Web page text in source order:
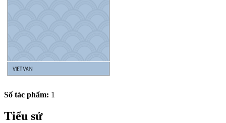
Số tác phẩm: 1
Tiểu sử